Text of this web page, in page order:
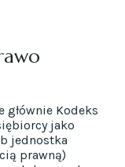
głównie Kodeks
jako
jednostka
prawną)